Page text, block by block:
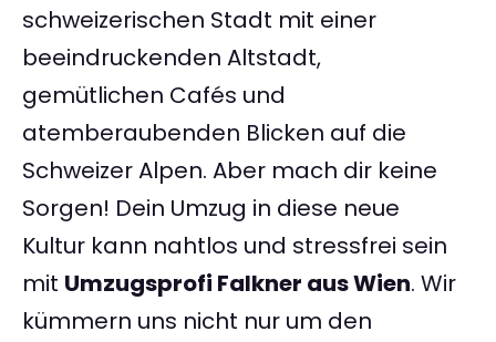
schweizerischen Stadt mit einer
beeindruckenden Altstadt,
gemütlichen Cafés und
atemberaubenden Blicken auf die
Schweizer Alpen. Aber mach dir keine
Sorgen! Dein Umzug in diese neue
Kultur kann nahtlos und stressfrei sein
mit Umzugsprofi Falkner aus Wien. Wir
kümmern uns nicht nur um den